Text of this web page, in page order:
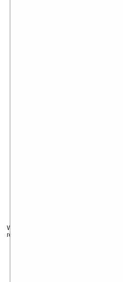
Windows Mobile 6.1 Professional.
говорить об одной модели — MS25.
работа в сетях GSM/EDGE (850/
операционная система Windows
сенсорный дисплей с